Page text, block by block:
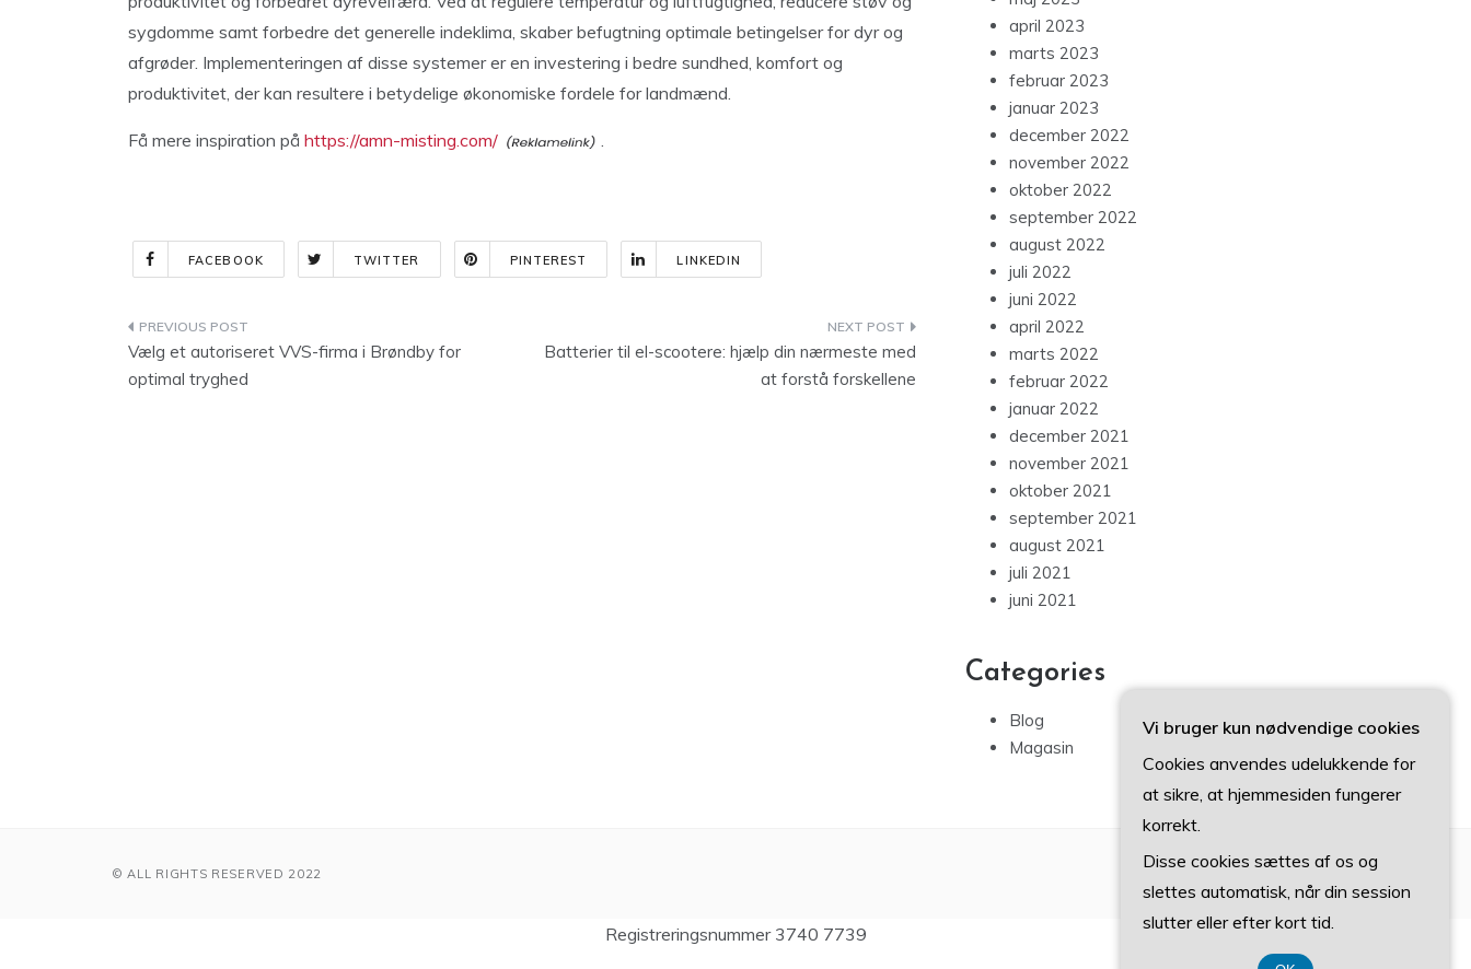
sygdomme samt forbedre det generelle indeklima, skaber befugtning optimale betingelser for dyr og
afgrøder. Implementeringen af disse systemer er en investering i bedre sundhed, komfort og
produktivitet, der kan resultere i betydelige økonomiske fordele for landmænd.
Få mere inspiration på https://amn-misting.com/ .
FACEBOOK TWITTER PINTEREST LINKEDIN
Indlægsnavigation
Vælg et autoriseret VVS-firma i Brøndby for
optimal tryghed
Batterier til el-scootere: hjælp din nærmeste med
at forstå forskellene
april 2023
marts 2023
februar 2023
januar 2023
december 2022
november 2022
oktober 2022
september 2022
august 2022
juli 2022
juni 2022
april 2022
marts 2022
februar 2022
januar 2022
december 2021
november 2021
oktober 2021
september 2021
august 2021
juli 2021
juni 2021
Categories
Blog
Magasin
© ALL RIGHTS RESERVED 2022
Registreringsnummer 3740 7739
Vi bruger kun nødvendige cookies
Cookies anvendes udelukkende for
at sikre, at hjemmesiden fungerer
korrekt.
Disse cookies sættes af os og
slettes automatisk, når din session
slutter eller efter kort tid.